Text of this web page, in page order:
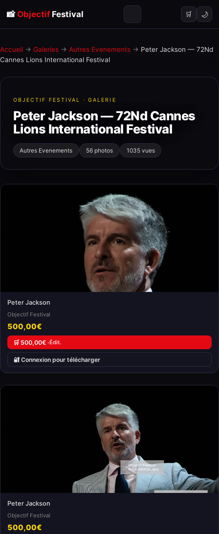
📸 ObjectifFestival 🛒 🌙
Accueil → Galeries → Autres Evenements → Peter Jackson — 72Nd
Cannes Lions International Festival
OBJECTIF FESTIVAL · GALERIE
Peter Jackson — 72Nd Cannes
Lions International Festival
Autres Evenements 56 photos 1035 vues
Peter Jackson
Objectif Festival
500,00€
🛒 500,00€ ·Édit.
🔐 Connexion pour télécharger
Peter Jackson
Objectif Festival
500,00€